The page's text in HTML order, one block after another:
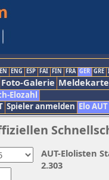
ENG ESP FAI FIN FRA GER GRE
Foto-Galerie
Elozahl
Spieler anmelden Elo AUT
AUT-Elolisten
2.303